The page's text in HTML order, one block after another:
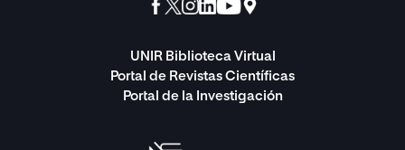
UNIR Biblioteca Virtual
Portal de Revistas Científicas
Portal de la Investigación